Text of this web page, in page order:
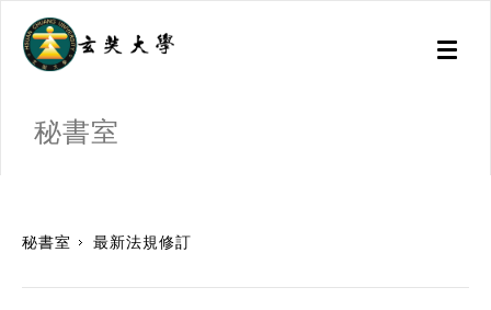
Toggle
秘書室
秘書室 最新法規修訂